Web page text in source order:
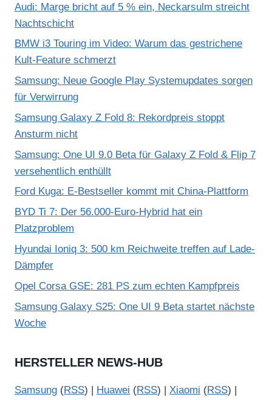
Audi: Marge bricht auf 5 % ein, Neckarsulm streicht
Nachtschicht
BMW i3 Touring im Video: Warum das gestrichene
Kult-Feature schmerzt
Samsung: Neue Google Play Systemupdates sorgen
für Verwirrung
Samsung Galaxy Z Fold 8: Rekordpreis stoppt
Ansturm nicht
Samsung: One UI 9.0 Beta für Galaxy Z Fold & Flip 7
versehentlich enthüllt
Ford Kuga: E-Bestseller kommt mit China-Plattform
BYD Ti 7: Der 56.000-Euro-Hybrid hat ein
Platzproblem
Hyundai Ioniq 3: 500 km Reichweite treffen auf Lade-
Dämpfer
Opel Corsa GSE: 281 PS zum echten Kampfpreis
Samsung Galaxy S25: One UI 9 Beta startet nächste
Woche
HERSTELLER NEWS-HUB
Samsung (RSS) | Huawei (RSS) | Xiaomi (RSS) |